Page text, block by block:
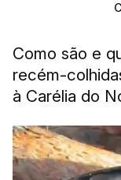
Como são e
recém-
à Carélia do